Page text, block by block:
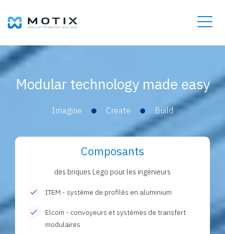
Modular technology made easy
Imagine Create Build
Composants
des briques Lego pour les ingénieurs
ITEM - système de profilés en aluminium
Elcom - convoyeurs et systèmes de transfert
modulaires